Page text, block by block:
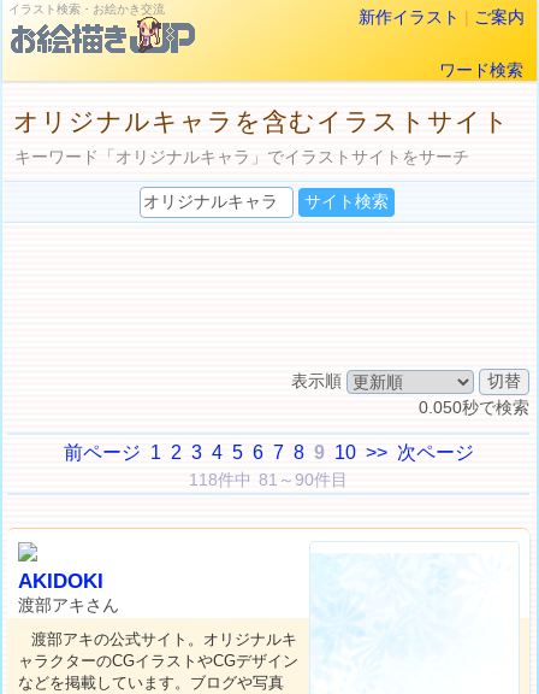
イラスト検索・お絵かき交流 新作イラスト | ご案内
ワード検索
オリジナルキャラを含むイラストサイト
キーワード「オリジナルキャラ」でイラストサイトをサーチ
表示順
0.050秒で検索
前ページ 1 2 3 4 5 6 7 8 9 10 >> 次ページ
118件中 81～90件目
AKIDOKI
渡部アキさん
渡部アキの公式サイト。オリジナルキ
ャラクターのCGイラストやCGデザイン
などを掲載しています。ブログや写真